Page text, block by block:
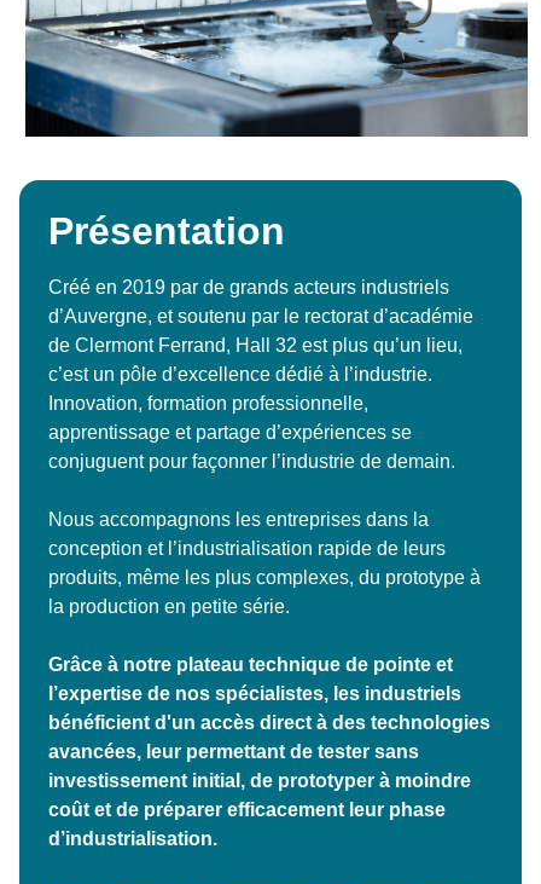
Présentation
Créé en 2019 par de grands acteurs industriels
d’Auvergne, et soutenu par le rectorat d’académie
de Clermont Ferrand, Hall 32 est plus qu’un lieu,
c’est un pôle d’excellence dédié à l’industrie.
Innovation, formation professionnelle,
apprentissage et partage d’expériences se
conjuguent pour façonner l’industrie de demain.
Nous accompagnons les entreprises dans la
conception et l’industrialisation rapide de leurs
produits, même les plus complexes, du prototype à
la production en petite série.
Grâce à notre plateau technique de pointe et
l’expertise de nos spécialistes, les industriels
bénéficient d'un accès direct à des technologies
avancées, leur permettant de tester sans
investissement initial, de prototyper à moindre
coût et de préparer efficacement leur phase
d’industrialisation.